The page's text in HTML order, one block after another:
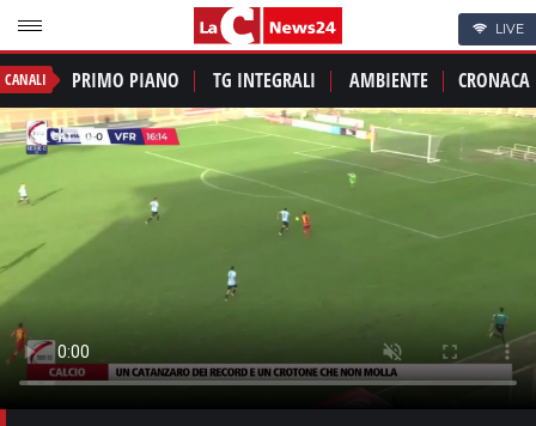
LIVE
CANALI PRIMO PIANO TG INTEGRALI AMBIENTE CRONACA